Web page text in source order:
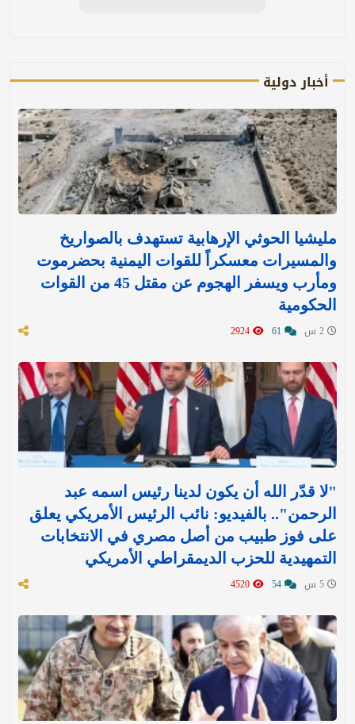
أخبار دولية
مليشيا الحوثي الإرهابية تستهدف بالصواريخ
والمسيرات معسكراً للقوات اليمنية بحضرموت
ومأرب ويسفر الهجوم عن مقتل 45 من القوات
الحكومية
"لا قدّر الله أن يكون لدينا رئيس اسمه عبد
الرحمن".. بالفيديو: نائب الرئيس الأمريكي يعلق
على فوز طبيب من أصل مصري في الانتخابات
التمهيدية للحزب الديمقراطي الأمريكي